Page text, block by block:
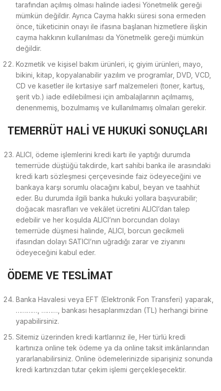
tarafından açılmış olması halinde iadesi Yönetmelik gereği
mümkün değildir. Ayrıca Cayma hakkı süresi sona ermeden
önce, tüketicinin onayı ile ifasına başlanan hizmetlere ilişkin
cayma hakkının kullanılması da Yönetmelik gereği mümkün
değildir.
Kozmetik ve kişisel bakım ürünleri, iç giyim ürünleri, mayo,
bikini, kitap, kopyalanabilir yazılım ve programlar, DVD, VCD,
CD ve kasetler ile kırtasiye sarf malzemeleri (toner, kartuş,
şerit vb.) iade edilebilmesi için ambalajlarının açılmamış,
denenmemiş, bozulmamış ve kullanılmamış olmaları gerekir.
TEMERRÜT HALİ VE HUKUKİ SONUÇLARI
ALICI, ödeme işlemlerini kredi kartı ile yaptığı durumda
temerrüde düştüğü takdirde, kart sahibi banka ile arasındaki
kredi kartı sözleşmesi çerçevesinde faiz ödeyeceğini ve
bankaya karşı sorumlu olacağını kabul, beyan ve taahhüt
eder. Bu durumda ilgili banka hukuki yollara başvurabilir;
doğacak masrafları ve vekâlet ücretini ALICI’dan talep
edebilir ve her koşulda ALICI’nın borcundan dolayı
temerrüde düşmesi halinde, ALICI, borcun gecikmeli
ifasından dolayı SATICI’nın uğradığı zarar ve ziyanını
ödeyeceğini kabul eder.
ÖDEME VE TESLİMAT
Banka Havalesi veya EFT (Elektronik Fon Transferi) yaparak,
…………, ………, bankası hesaplarımızdan (TL) herhangi birine
yapabilirsiniz.
Sitemiz üzerinden kredi kartlarınız ile, Her türlü kredi
kartınıza online tek ödeme ya da online taksit imkânlarından
yararlanabilirsiniz. Online ödemelerinizde siparişiniz sonunda
kredi kartınızdan tutar çekim işlemi gerçekleşecektir.